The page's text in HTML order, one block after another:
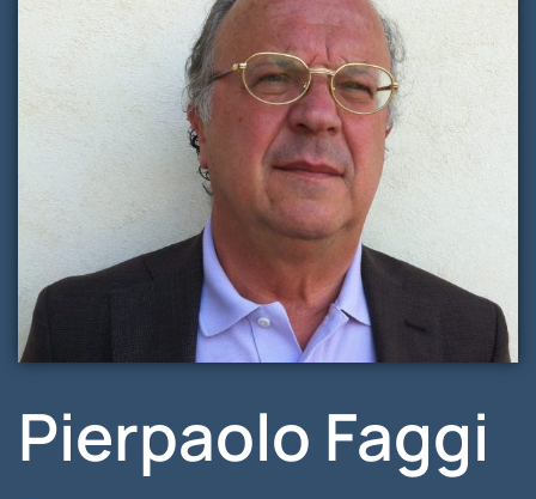
Pierpaolo Faggi